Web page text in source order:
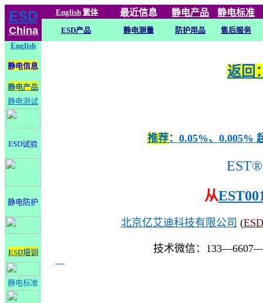
ESD
China
English 繁体 最近信息 静电产品 静电标准
ESD产品 静电测量 防护用品
售后服务
English
静电信息
静电产品
静电测试
ESD试验
静电防护
ESD培训
静电标准
返回
推荐：0.05%、0.005%
EST®
从
北京亿艾迪科技有限公司 (
技术微信：